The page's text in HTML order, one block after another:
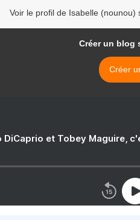
Voir le profil de Isabelle (nounou)
Créer un blog
Créer
DiCaprio et Tobey Maguire,